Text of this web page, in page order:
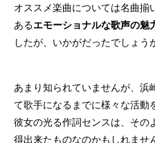
オススメ楽曲については名曲揃
あるエモーショナルな歌声の魅
したが、いかがだったでしょう
あまり知られていませんが、浜
て歌手になるまでに様々な活動
彼女の光る作詞センスは、その
得出来たものなのかもしれませ